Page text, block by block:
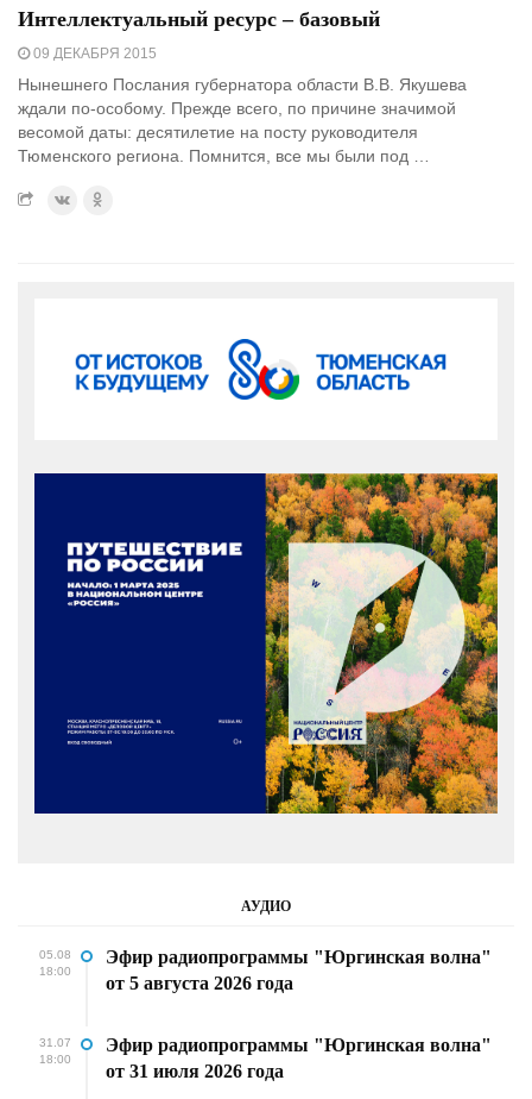
Интеллектуальный ресурс – базовый
09 ДЕКАБРЯ 2015
Нынешнего Послания губернатора области В.В. Якушева
ждали по-особому. Прежде всего, по причине значимой
весомой даты: десятилетие на посту руководителя
Тюменского региона. Помнится, все мы были под …
АУДИО
05.08
18:00
Эфир радиопрограммы "Юргинская волна"
от 5 августа 2026 года
31.07
18:00
Эфир радиопрограммы "Юргинская волна"
от 31 июля 2026 года